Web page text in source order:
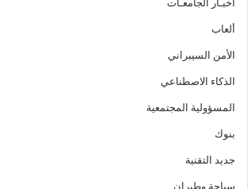
أخبـار الجامعـات
ألعاب
الأمن السيبراني
الذكاء الاصطناعي
المسؤولية المجتمعية
بنوك
جديد التقنية
سياحة وطيران